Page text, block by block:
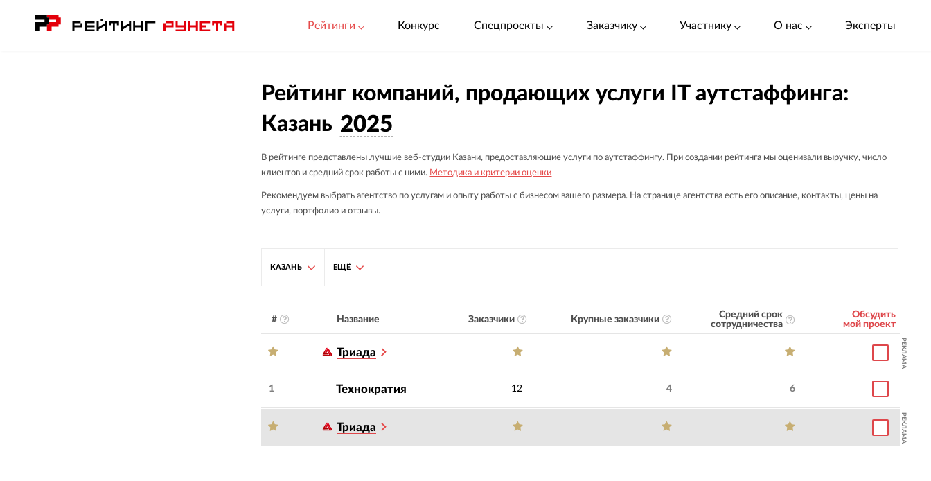
Рейтинги Конкурс Спецпроекты Заказчику Участнику О нас Эксперты
Рейтинг компаний, продающих услуги IT аутстаффинга:
Казань 2025
В рейтинге представлены лучшие веб-студии Казани, предоставляющие услуги по аутстаффингу. При создании рейтинга мы оценивали выручку, число
клиентов и средний срок работы с ними. Методика и критерии оценки
Рекомендуем выбрать агентство по услугам и опыту работы с бизнесом вашего размера. На странице агентства есть его описание, контакты, цены на
услуги, портфолио и отзывы.
КАЗАНЬ ЕЩЁ
# Название Заказчики Крупные заказчики
Средний срок
сотрудничества
Обсудить
мой проект
Триада РЕКЛАМА
1 Технократия 12 4 6
Триада РЕКЛАМА